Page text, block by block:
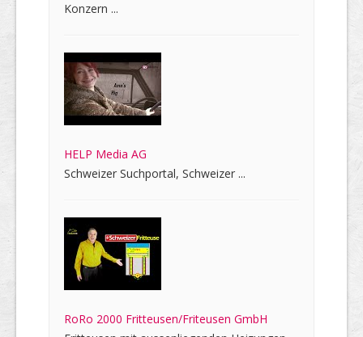
Konzern ...
HELP Media AG
Schweizer Suchportal, Schweizer ...
RoRo 2000 Fritteusen/Friteusen GmbH